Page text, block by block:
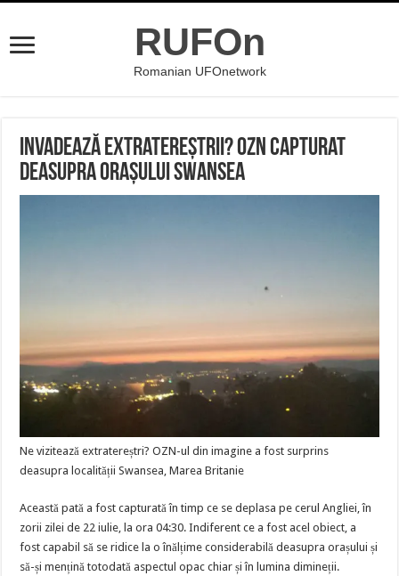
RUFOn
Romanian UFOnetwork
Invadează extratereștrii? OZN capturat
deasupra orașului Swansea
Ne vizitează extratereștri? OZN-ul din imagine a fost surprins
deasupra localității Swansea, Marea Britanie
Această pată a fost capturată în timp ce se deplasa pe cerul Angliei, în
zorii zilei de 22 iulie, la ora 04:30. Indiferent ce a fost acel obiect, a
fost capabil să se ridice la o înălțime considerabilă deasupra orașului și
să-și mențină totodată aspectul opac chiar și în lumina dimineții.